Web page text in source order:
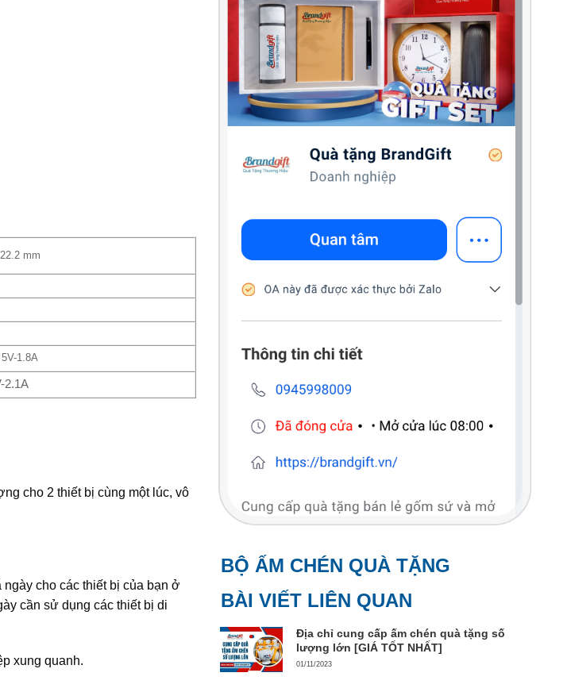
mm
1.8A
2.1A
cho 2 thiết bị cùng một lúc, vô
cho các thiết bị của bạn ở
cần sử dụng các thiết bị di
xung quanh.
BỘ ẤM CHÉN QUÀ TẶNG
BÀI VIẾT LIÊN QUAN
Địa chỉ cung cấp ấm chén quà tặng số
lượng lớn [GIÁ TỐT NHẤT]
01/11/2023